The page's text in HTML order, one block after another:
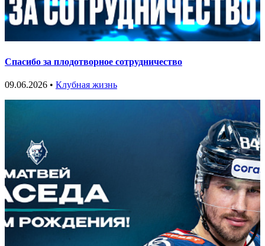
Спасибо за плодотворное сотрудничество
09.06.2026 • Клубная жизнь